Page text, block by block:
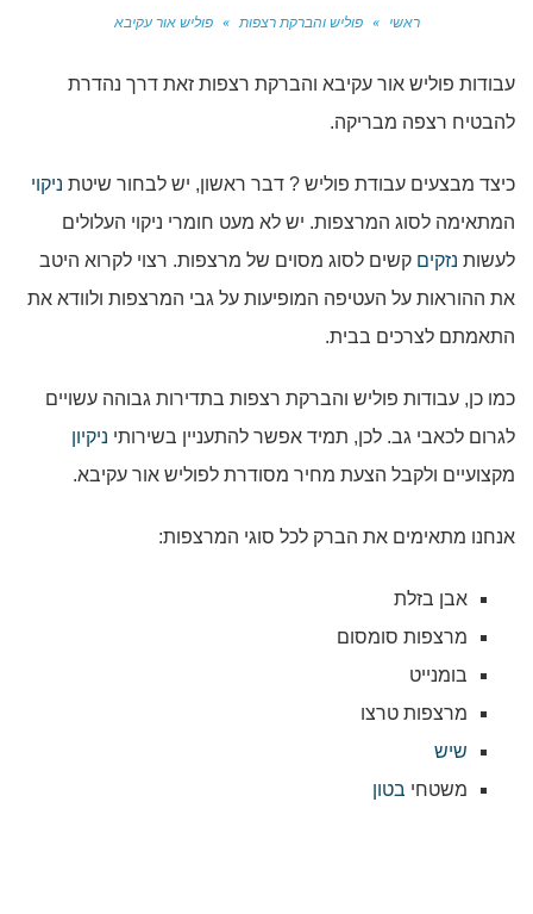
ראשי » פוליש והברקת רצפות » פוליש אור עקיבא
עבודות פוליש אור עקיבא והברקת רצפות זאת דרך נהדרת
להבטיח רצפה מבריקה.
כיצד מבצעים עבודת פוליש ? דבר ראשון, יש לבחור שיטת ניקוי
המתאימה לסוג המרצפות. יש לא מעט חומרי ניקוי העלולים
לעשות נזקים קשים לסוג מסוים של מרצפות. רצוי לקרוא היטב
את ההוראות על העטיפה המופיעות על גבי המרצפות ולוודא את
התאמתם לצרכים בבית.
כמו כן, עבודות פוליש והברקת רצפות בתדירות גבוהה עשויים
לגרום לכאבי גב. לכן, תמיד אפשר להתעניין בשירותי ניקיון
מקצועיים ולקבל הצעת מחיר מסודרת לפוליש אור עקיבא.
אנחנו מתאימים את הברק לכל סוגי המרצפות:
אבן בזלת
מרצפות סומסום
בומנייט
מרצפות טרצו
שיש
משטחי בטון